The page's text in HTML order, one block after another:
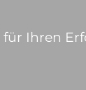
Ihren